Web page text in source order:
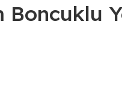
Boncuklu